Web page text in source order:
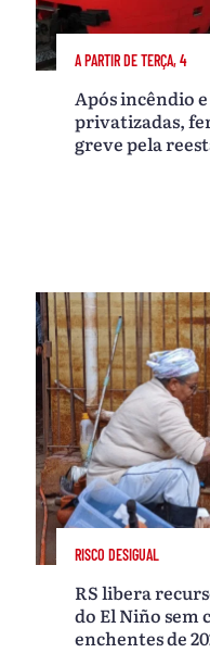
A PARTIR DE TERÇA, 4
Após incêndio
privatizadas,
greve pela
RISCO DESIGUAL
RS libera
do El Niño sem
enchentes de